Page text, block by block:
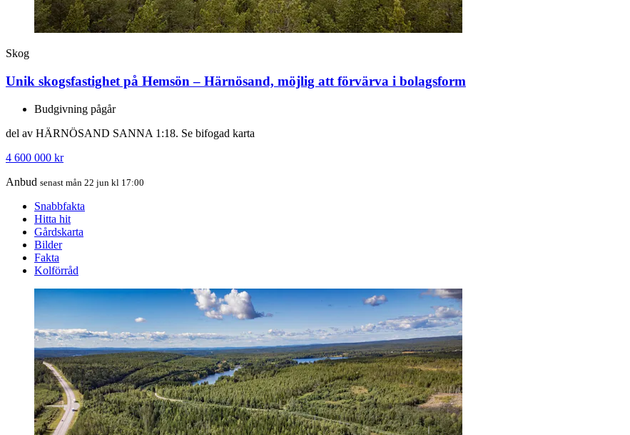
Skog
Unik skogsfastighet på Hemsön – Härnösand, möjlig att förvärva i bolagsform
Budgivning pågår
del av HÄRNÖSAND SANNA 1:18. Se bifogad karta
4 600 000 kr
Anbud senast mån 22 jun kl 17:00
Snabbfakta
Hitta hit
Gårdskarta
Bilder
Fakta
Kolförråd